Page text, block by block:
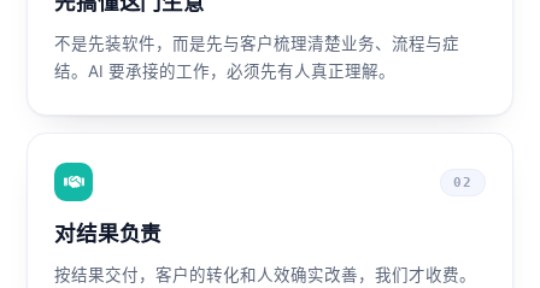
不是先装软件，而是先与客户梳理清楚业务、流程与症
结。AI 要承接的工作，必须先有人真正理解。
02
对结果负责
按结果交付，客户的转化和人效确实改善，我们才收费。